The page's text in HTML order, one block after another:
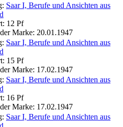
Saar I, Berufe und Ansichten aus
12 Pf
Marke: 20.01.1947
Saar I, Berufe und Ansichten aus
15 Pf
Marke: 17.02.1947
Saar I, Berufe und Ansichten aus
16 Pf
Marke: 17.02.1947
Saar I, Berufe und Ansichten aus